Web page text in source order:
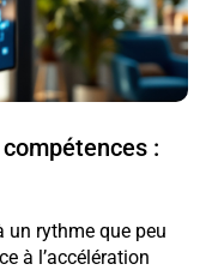
:
un rythme que peu
à l’accélération